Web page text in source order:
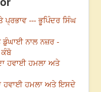
ਪ੍ਰਭਾਵ --- ਭੂਪਿੰਦਰ ਸਿੰਘ
ਡੁੰਘਾਈ ਨਾਲ ਨਜ਼ਰ -
ਹਵਾਈ ਹਮਲਾ ਅਤੇ
ਹਵਾਈ ਹਮਲਾ ਅਤੇ ਇਸਦੇ